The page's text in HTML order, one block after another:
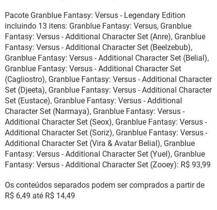
Pacote Granblue Fantasy: Versus - Legendary Edition
incluindo 13 itens: Granblue Fantasy: Versus, Granblue
Fantasy: Versus - Additional Character Set (Anre), Granblue
Fantasy: Versus - Additional Character Set (Beelzebub),
Granblue Fantasy: Versus - Additional Character Set (Belial),
Granblue Fantasy: Versus - Additional Character Set
(Cagliostro), Granblue Fantasy: Versus - Additional Character
Set (Djeeta), Granblue Fantasy: Versus - Additional Character
Set (Eustace), Granblue Fantasy: Versus - Additional
Character Set (Narmaya), Granblue Fantasy: Versus -
Additional Character Set (Seox), Granblue Fantasy: Versus -
Additional Character Set (Soriz), Granblue Fantasy: Versus -
Additional Character Set (Vira & Avatar Belial), Granblue
Fantasy: Versus - Additional Character Set (Yuel), Granblue
Fantasy: Versus - Additional Character Set (Zooey): R$ 93,99
Os conteúdos separados podem ser comprados a partir de
R$ 6,49 até R$ 14,49